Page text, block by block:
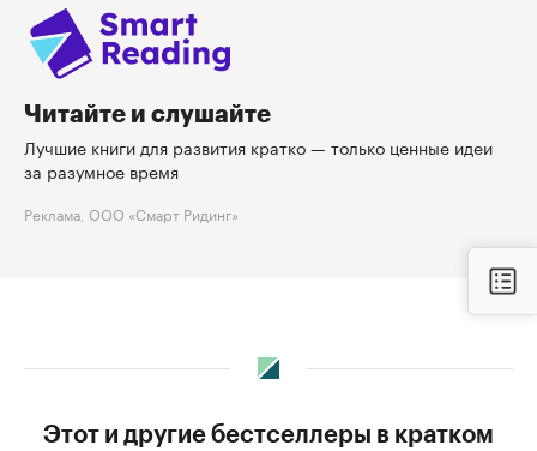
Читайте и слушайте
Лучшие книги для развития кратко — только ценные идеи
за разумное время
Реклама, ООО «Смарт Ридинг»
Этот и другие бестселлеры в кратком